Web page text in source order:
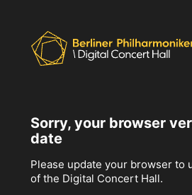
Sorry, your browser
date
Please update your browser to
of the Digital Concert Hall.